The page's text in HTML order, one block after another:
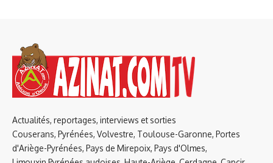
Actualités, reportages, interviews et sorties
Couserans, Pyrénées, Volvestre, Toulouse-Garonne, Portes
d'Ariège-Pyrénées, Pays de Mirepoix, Pays d'Olmes,